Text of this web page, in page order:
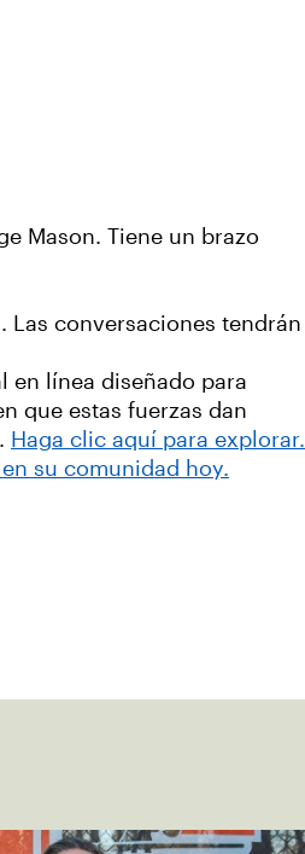
Mason. Tiene un brazo
Las conversaciones tendrán
en línea diseñado para
que estas fuerzas dan
Haga clic aquí para explorar.
su comunidad hoy.